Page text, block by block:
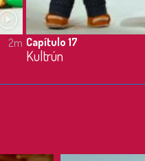
2m Capítulo 17
Kultrún